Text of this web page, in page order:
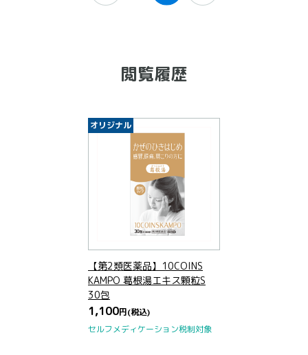
閲覧履歴
オリジナル
【第2類医薬品】10COINS
KAMPO 葛根湯エキス顆粒S
30包
1,100円(税込)
セルフメディケーション税制対象